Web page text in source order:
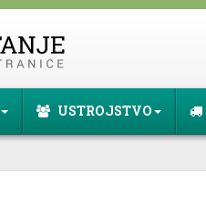
USTROJSTVO